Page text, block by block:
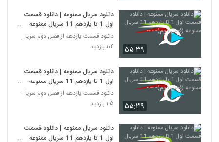
۵۵:۳۹
دانلود سریال ممنوعه | دانلود قسمت
اول 1 تا یازدهم 11 سریال ممنوعه
(فصل دوم)- - --
دانلود قسمت یازدهم از فصل دوم سریال ممنوعه
۱۰۴ بازدید
۵۵:۳۹
دانلود سریال ممنوعه | دانلود قسمت
اول 1 تا یازدهم 11 سریال ممنوعه
(فصل دوم)- -- -
دانلود قسمت یازدهم از فصل دوم سریال ممنوعه
۱۱۵ بازدید
دانلود سریال ممنوعه | دانلود قسمت
اول 1 تا یازدهم 11 سریال ممنوعه